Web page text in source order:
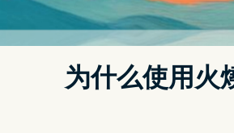
微软正在开发自家的
用程式，让用户快速
最近义大利电脑网站 ALmia_Italia 在 Twitter